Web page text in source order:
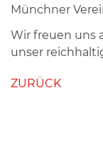
Münchner
Wir freuen uns
unser
ZURÜCK